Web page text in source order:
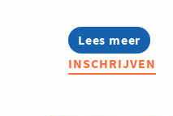
Lees meer
about
7-
in-
INSCHRIJVEN